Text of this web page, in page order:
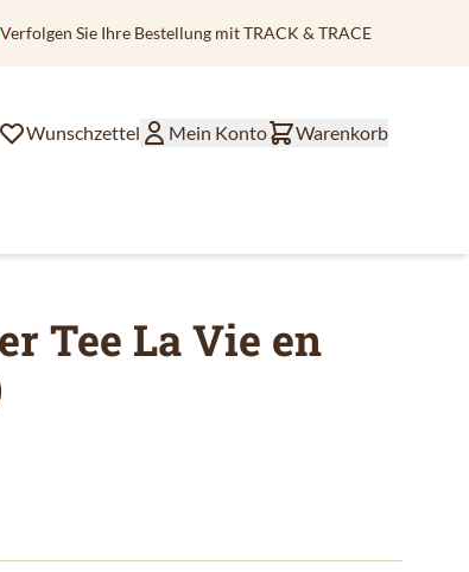
Verfolgen Sie Ihre Bestellung mit TRACK & TRACE
Wunschzettel Mein Konto Warenkorb
Tee La Vie en